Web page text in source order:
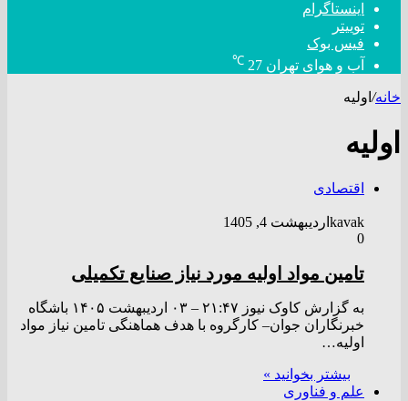
اینستاگرام
توییتر
فیس بوک
آب و هوای تهران 27
℃
خانه/ اولیه
اولیه
اقتصادی
kavak اردیبهشت 4, 1405
0
تامین مواد اولیه مورد نیاز صنایع تکمیلی
به گزارش کاوک نیوز ۲۱:۴۷ – ۰۳ ارديبهشت ۱۴۰۵ باشگاه
خبرنگاران جوان– کارگروه با هدف هماهنگی تامین نیاز مواد
اولیه…
بیشتر بخوانید »
علم و فناوری